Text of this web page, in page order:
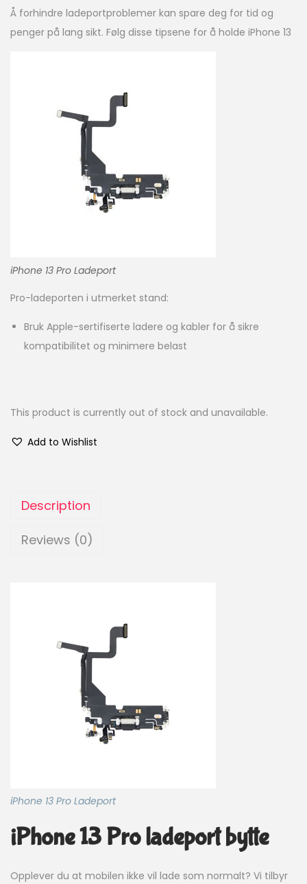
Å forhindre ladeportproblemer kan spare deg for tid og
penger på lang sikt. Følg disse tipsene for å holde iPhone 13
iPhone 13 Pro Ladeport
Pro-ladeporten i utmerket stand:
Bruk Apple-sertifiserte ladere og kabler for å sikre
kompatibilitet og minimere belast
This product is currently out of stock and unavailable.
Add to Wishlist
Description
Reviews (0)
iPhone 13 Pro Ladeport
iPhone 13 Pro ladeport bytte
Opplever du at mobilen ikke vil lade som normalt? Vi tilbyr